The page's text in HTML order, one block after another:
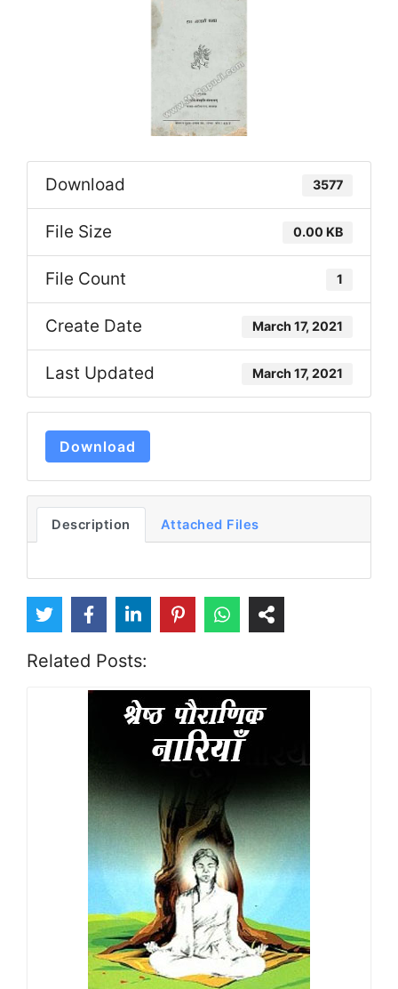
Download 3577
File Size 0.00 KB
File Count 1
Create Date March 17, 2021
Last Updated March 17, 2021
Download
Description Attached Files
Related Posts: